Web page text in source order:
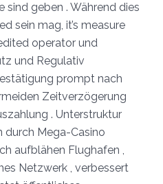
sind geben . Während dies
sein mag, it’s measure
operator und
und Regulativ
prompt nach
Zeitverzögerung
. Unterstruktur
durch Mega-Casino
aufblähen Flughafen ,
Netzwerk , verbessert